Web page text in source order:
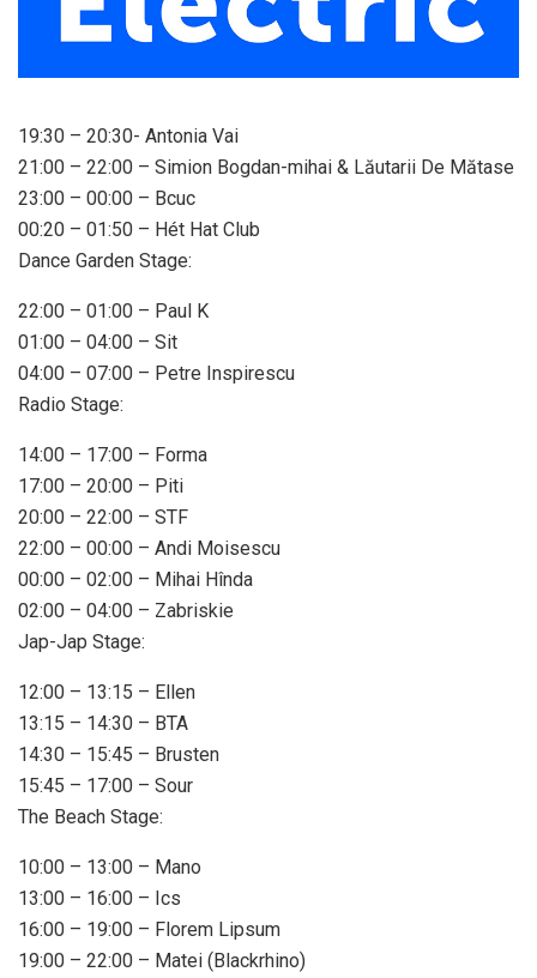
19:30 – 20:30- Antonia Vai
21:00 – 22:00 – Simion Bogdan-mihai & Lăutarii De Mătase
23:00 – 00:00 – Bcuc
00:20 – 01:50 – Hét Hat Club
Dance Garden Stage:
22:00 – 01:00 – Paul K
01:00 – 04:00 – Sit
04:00 – 07:00 – Petre Inspirescu
Radio Stage:
14:00 – 17:00 – Forma
17:00 – 20:00 – Piti
20:00 – 22:00 – STF
22:00 – 00:00 – Andi Moisescu
00:00 – 02:00 – Mihai Hînda
02:00 – 04:00 – Zabriskie
Jap-Jap Stage:
12:00 – 13:15 – Ellen
13:15 – 14:30 – BTA
14:30 – 15:45 – Brusten
15:45 – 17:00 – Sour
The Beach Stage:
10:00 – 13:00 – Mano
13:00 – 16:00 – Ics
16:00 – 19:00 – Florem Lipsum
19:00 – 22:00 – Matei (Blackrhino)